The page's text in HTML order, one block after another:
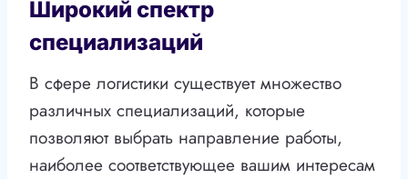
Широкий спектр
специализаций
В сфере логистики существует множество
различных специализаций, которые
позволяют выбрать направление работы,
наиболее соответствующее вашим интересам